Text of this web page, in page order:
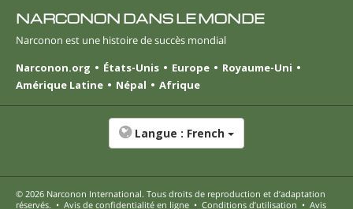
NARCONON DANS LE MONDE
Narconon est une histoire de succès mondial
Narconon.org
États-Unis Europe
Royaume-Uni
Amérique Latine
Népal Afrique
Langue : French
© 2026 Narconon International. Tous droits de reproduction et d’adaptation
réservés. • Avis de confidentialité en ligne • Conditions d’utilisation • Avis